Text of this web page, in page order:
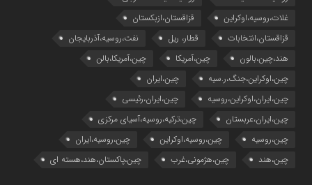
غلات،روسیه،اوکراین
قزاقستان،ازبکستان
قزاقستان،انتخابات
قطار، ریل
نفت،روسیه،آذربایجان
هند،چین،بالون
چین،آمریکا
چین،آمریکا،بالن
چین،اوکراین،جنگ،ر.سیه
چین،ایران
چین،ایران،اوکراین،روسیه
چین،ایران،رئیسی
چین،ایران،عربستان
چین،ترکیه،روسیه،آسیای مرکزی
چین،روسیه
چین،روسیه،اوکراین
چین،روسیه،ایران
چین،هند
چین،هژمونی،غرب چین،پاکستان،هند،هسته ای